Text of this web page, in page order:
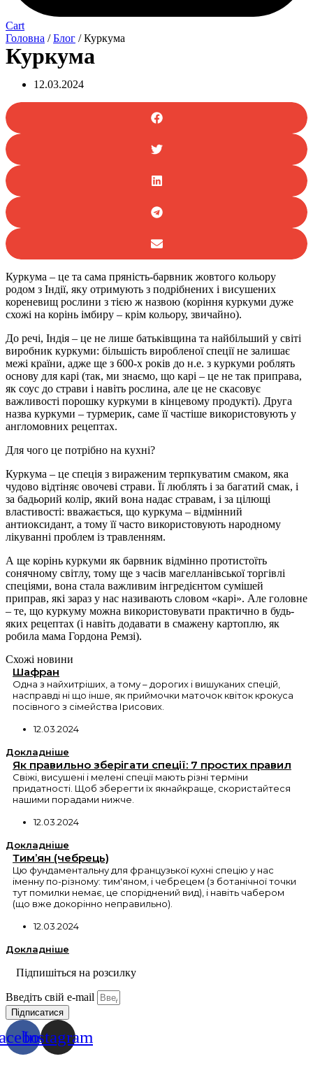
Cart
Головна /Блог / Куркума
Куркума
12.03.2024
Куркума – це та сама пряність-барвник жовтого кольору
родом з Індії, яку отримують з подрібнених і висушених
кореневищ рослини з тією ж назвою (коріння куркуми дуже
схожі на корінь імбиру – крім кольору, звичайно).
До речі, Індія – це не лише батьківщина та найбільший у світі
виробник куркуми: більшість виробленої спеції не залишає
межі країни, адже ще з 600-х років до н.е. з куркуми роблять
основу для карі (так, ми знаємо, що карі – це не так приправа,
як соус до страви і навіть рослина, але це не скасовує
важливості порошку куркуми в кінцевому продукті). Друга
назва куркуми – турмерик, саме її частіше використовують у
англомовних рецептах.
Для чого це потрібно на кухні?
Куркума – це спеція з вираженим терпкуватим смаком, яка
чудово відтіняє овочеві страви. Її люблять і за багатий смак, і
за бадьорий колір, який вона надає стравам, і за цілющі
властивості: вважається, що куркума – відмінний
антиоксидант, а тому її часто використовують народному
лікуванні проблем із травленням.
А ще корінь куркуми як барвник відмінно протистоїть
сонячному світлу, тому ще з часів магелланівської торгівлі
спеціями, вона стала важливим інгредієнтом сумішей
приправ, які зараз у нас називають словом «карі». Але головне
– те, що куркуму можна використовувати практично в будь-
яких рецептах (і навіть додавати в смажену картоплю, як
робила мама Гордона Ремзі).
Схожі новини
Шафран
Одна з найхитріших, а тому – дорогих і вишуканих спецій,
насправді ні що інше, як приймочки маточок квіток крокуса
посівного з сімейства Ірисових.
12.03.2024
Докладніше
Як правильно зберігати спеції: 7 простих правил
Свіжі, висушені і мелені спеції мають різні терміни
придатності. Щоб зберегти їх якнайкраще, скористайтеся
нашими порадами нижче.
12.03.2024
Докладніше
Тим’ян (чебрець)
Цю фундаментальну для французької кухні спецію у нас
іменну по-різному: тим'яном, і чебрецем (з ботанічної точки
тут помилки немає, це споріднений вид), і навіть чабером
(що вже докорінно неправильно).
12.03.2024
Докладніше
Підпишіться на розсилку
Введіть свій e-mail
Підписатися
Instagram